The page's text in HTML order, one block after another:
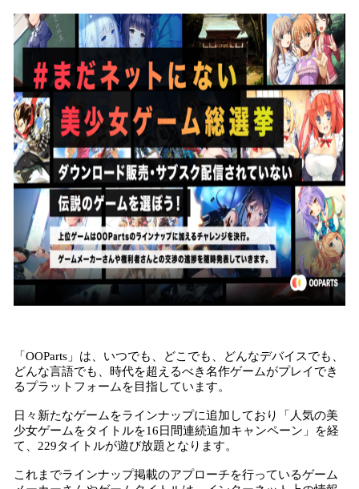
「OOParts」は、いつでも、どこでも、どんなデバイスでも、
どんな言語でも、時代を超えるべき名作ゲームがプレイでき
るプラットフォームを目指しています。
日々新たなゲームをラインナップに追加しており「人気の美
少女ゲームをタイトルを16日間連続追加キャンペーン」を経
て、229タイトルが遊び放題となります。
これまでラインナップ掲載のアプローチを行っているゲーム